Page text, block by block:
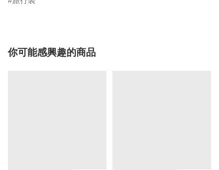
你可能感興趣的商品